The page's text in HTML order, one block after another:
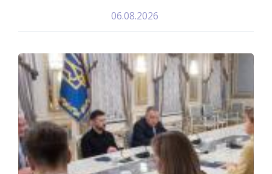
06.08.2026